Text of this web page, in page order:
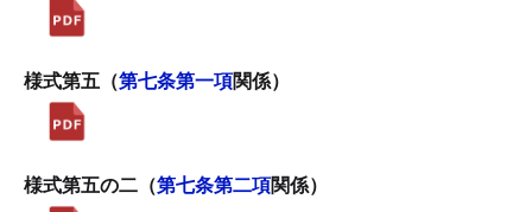
様式第五（第七条第一項関係）
様式第五の二（第七条第二項関係）